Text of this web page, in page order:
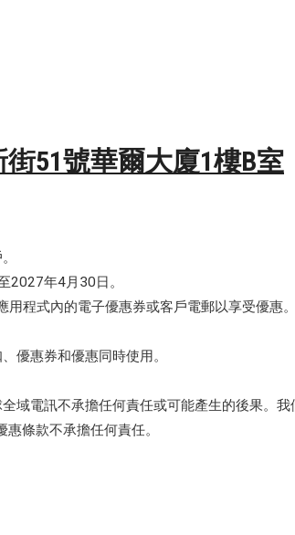
51號華爾大廈1樓B室
2027年4月30日。
程式內的電子優惠券或客戶電郵以享受優惠。
優惠券和優惠同時使用。
域電訊不承擔任何責任或可能產生的後果。
條款不承擔任何責任。